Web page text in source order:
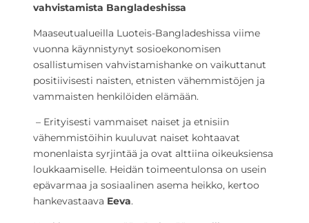
vahvistamista Bangladeshissa
Maaseutualueilla Luoteis-Bangladeshissa viime
vuonna käynnistynyt sosioekonomisen
osallistumisen vahvistamishanke on vaikuttanut
positiivisesti naisten, etnisten vähemmistöjen ja
vammaisten henkilöiden elämään.
– Erityisesti vammaiset naiset ja etnisiin
vähemmistöihin kuuluvat naiset kohtaavat
monenlaista syrjintää ja ovat alttiina oikeuksiensa
loukkaamiselle. Heidän toimeentulonsa on usein
epävarmaa ja sosiaalinen asema heikko, kertoo
hankevastaava Eeva.